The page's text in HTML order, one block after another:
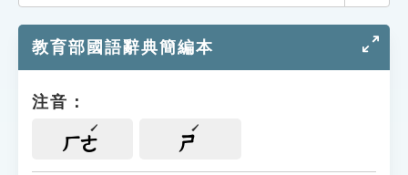
單字索引
遊戲專區
教育部國語辭典簡編本
注音：
ㄏㄜ ㄕ